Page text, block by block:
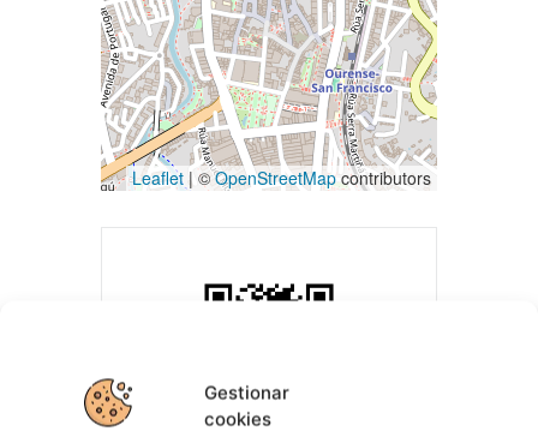
Gestionar
cookies
Leaflet | ©OpenStreetMapcontributors